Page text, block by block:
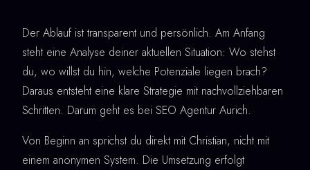
Der Ablauf ist transparent und persönlich. Am Anfang
steht eine Analyse deiner aktuellen Situation: Wo stehst
du, wo willst du hin, welche Potenziale liegen brach?
Daraus entsteht eine klare Strategie mit nachvollziehbaren
Schritten. Darum geht es bei SEO Agentur Aurich.
Von Beginn an sprichst du direkt mit Christian, nicht mit
einem anonymen System. Die Umsetzung erfolgt